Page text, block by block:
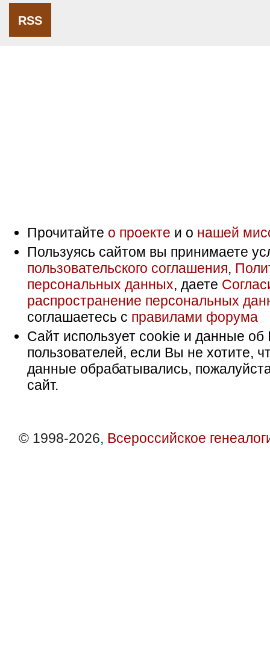
RSS
Прочитайте о проекте и о нашей
Пользуясь сайтом вы принимаете
пользовательского соглашения,
персональных данных, даете
распространение персональных
соглашаетесь с правилами форума
Сайт использует cookie и данные об
пользователей, если Вы не хотите,
данные обрабатывались,
сайт.
© 1998-2026, Всероссийское